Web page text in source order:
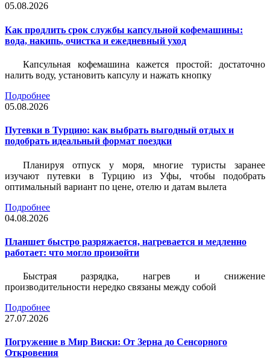
05.08.2026
Как продлить срок службы капсульной кофемашины:
вода, накипь, очистка и ежедневный уход
Капсульная кофемашина кажется простой: достаточно
налить воду, установить капсулу и нажать кнопку
Подробнее
05.08.2026
Путевки в Турцию: как выбрать выгодный отдых и
подобрать идеальный формат поездки
Планируя отпуск у моря, многие туристы заранее
изучают путевки в Турцию из Уфы, чтобы подобрать
оптимальный вариант по цене, отелю и датам вылета
Подробнее
04.08.2026
Планшет быстро разряжается, нагревается и медленно
работает: что могло произойти
Быстрая разрядка, нагрев и снижение
производительности нередко связаны между собой
Подробнее
27.07.2026
Погружение в Мир Виски: От Зерна до Сенсорного
Откровения